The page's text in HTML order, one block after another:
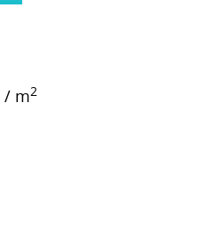
/ m2